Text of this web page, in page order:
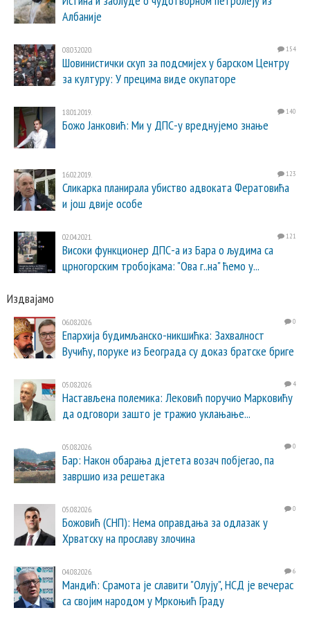
Албаније
08.03.2020. 154
Шовинистички скуп за подсмијех у барском Центру
за културу: У прецима виде окупаторе
18.01.2019. 140
Божо Јанковић: Ми у ДПС-у вреднујемо знање
16.02.2019. 123
Сликарка планирала убиство адвоката Фератовића
и још двије особе
02.04.2021. 121
Високи функционер ДПС-а из Бара о људима са
црногорским тробојкама: "Ова г..на" ћемо у...
Издвајамо
06.08.2026. 0
Епархија будимљанско-никшићка: Захвалност
Вучићу, поруке из Београда су доказ братске бриге
05.08.2026. 4
Настављена полемика: Лековић поручио Марковићу
да одговори зашто је тражио уклањање...
05.08.2026. 0
Бар: Након обарања дјетета возач побјегао, па
завршио иза решетака
05.08.2026. 0
Божовић (СНП): Нема оправдања за одлазак у
Хрватску на прославу злочина
04.08.2026. 6
Мандић: Срамота је славити "Олују", НСД је вечерас
са својим народом у Мркоњић Граду